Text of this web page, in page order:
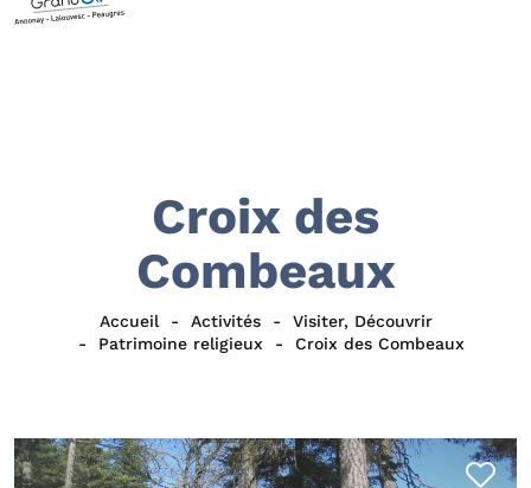
Croix des
Combeaux
Accueil Activités
Visiter, Découvrir
Patrimoine religieux
Croix des Combeaux